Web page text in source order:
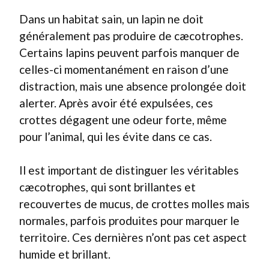
Dans un habitat sain, un lapin ne doit
généralement pas produire de cæcotrophes.
Certains lapins peuvent parfois manquer de
celles-ci momentanément en raison d’une
distraction, mais une absence prolongée doit
alerter. Après avoir été expulsées, ces
crottes dégagent une odeur forte, même
pour l’animal, qui les évite dans ce cas.
Il est important de distinguer les véritables
cæcotrophes, qui sont brillantes et
recouvertes de mucus, de crottes molles mais
normales, parfois produites pour marquer le
territoire. Ces dernières n’ont pas cet aspect
humide et brillant.